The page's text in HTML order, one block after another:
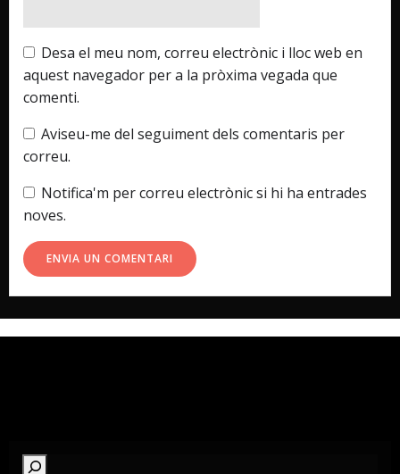
Desa el meu nom, correu electrònic i lloc web en
aquest navegador per a la pròxima vegada que
comenti.
Aviseu-me del seguiment dels comentaris per
correu.
Notifica'm per correu electrònic si hi ha entrades
noves.